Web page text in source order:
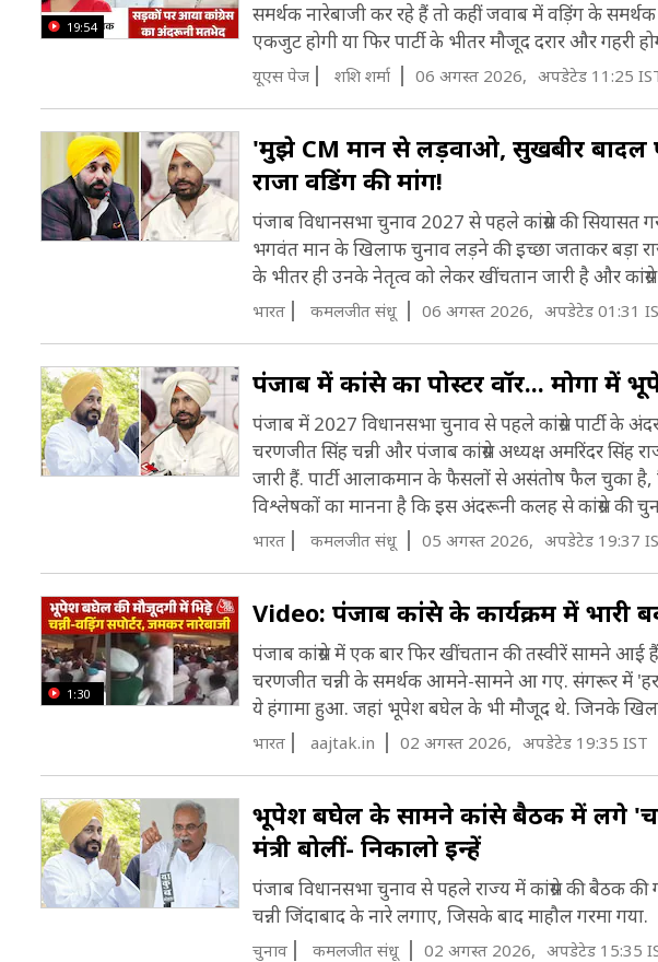
विधान सभा क्षेत्र
Constituency).
में विपक्ष के नेता रह
चन्नी पंजाब के पहले
Chief Minister).
इनका ऑफिशियल
19:54
समर्थक नारेबाजी कर रहे हैं तो कहीं जवाब में वड़िंग के
एकजुट होगी या फिर पार्टी के भीतर मौजूद दरार और गहरी
यूएस पेज शशि शर्मा 06 अगस्त 2026, अपडेटेड 11:25
'मुझे CM मान से लड़वाओ, सुखबीर बादल
राजा वडिंग की मांग!
पंजाब विधानसभा चुनाव 2027 से पहले कांग्रेस की सियासत
भगवंत मान के खिलाफ चुनाव लड़ने की इच्छा जताकर बड़ा
के भीतर ही उनके नेतृत्व को लेकर खींचतान जारी है और
भारत कमलजीत संधू 06 अगस्त 2026, अपडेटेड 01:31
पंजाब में कांग्रेस का पोस्टर वॉर... मोगा
पंजाब में 2027 विधानसभा चुनाव से पहले कांग्रेस पार्टी के
चरणजीत सिंह चन्नी और पंजाब कांग्रेस अध्यक्ष अमरिंदर सिंह
जारी हैं. पार्टी आलाकमान के फैसलों से असंतोष फैल चुका है,
विश्लेषकों का मानना है कि इस अंदरूनी कलह से कांग्रेस की
भारत कमलजीत संधू 05 अगस्त 2026, अपडेटेड 19:37
1:30
Video: पंजाब कांग्रेस के कार्यक्रम में
पंजाब कांग्रेस में एक बार फिर खींचतान की तस्वीरें सामने आई
चरणजीत चन्नी के समर्थक आमने-सामने आ गए. संगरूर में 'हर
ये हंगामा हुआ. जहां भूपेश बघेल के भी मौजूद थे. जिनके खिलाफ
भारत aajtak.in 02 अगस्त 2026, अपडेटेड 19:35 IST
भूपेश बघेल के सामने कांग्रेस बैठक में लगे
मंत्री बोलीं- निकालो इन्हें
पंजाब विधानसभा चुनाव से पहले राज्य में कांग्रेस की बैठक
चन्नी जिंदाबाद के नारे लगाए, जिसके बाद माहौल गरमा गया.
चुनाव कमलजीत संधू 02 अगस्त 2026, अपडेटेड 15:35